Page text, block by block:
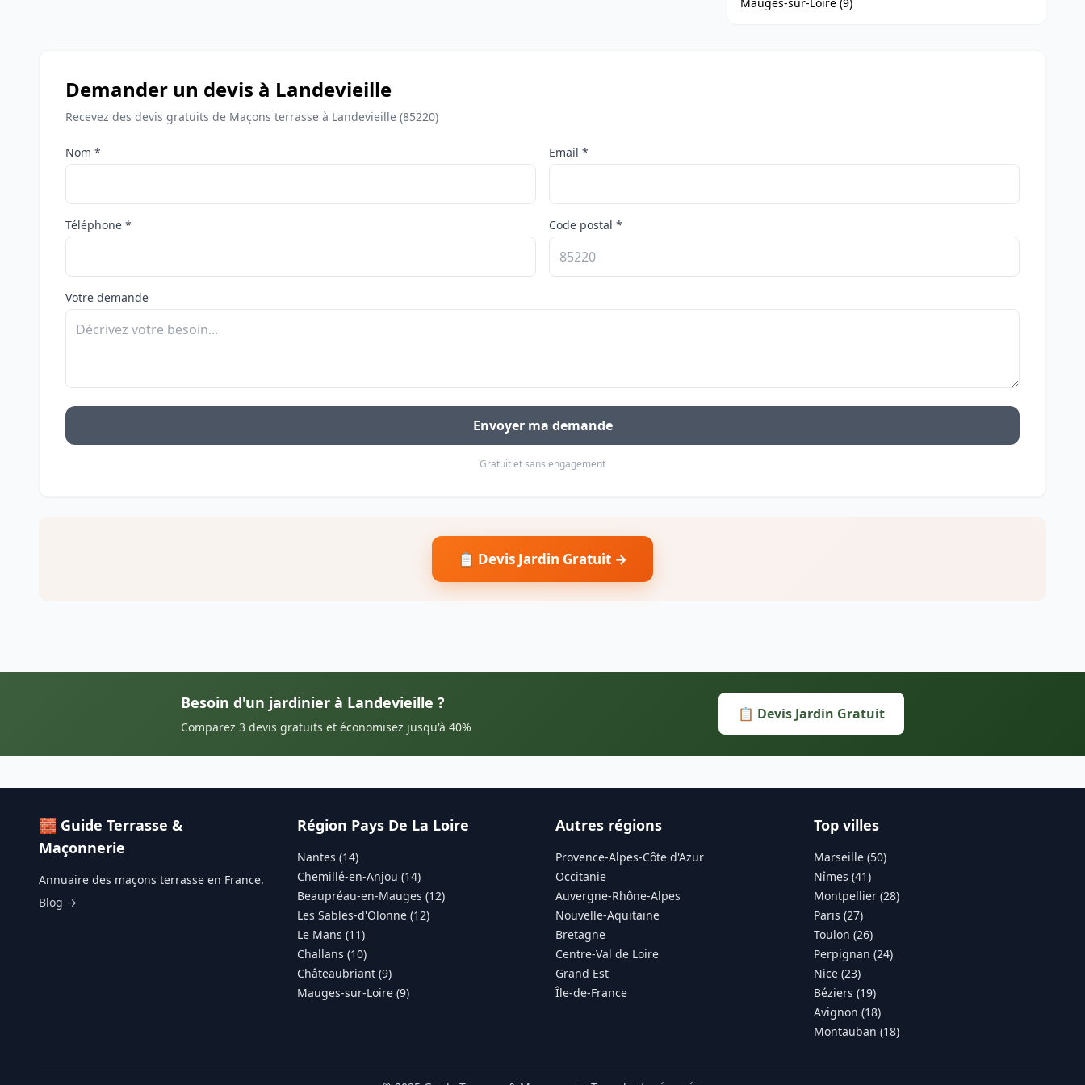
Demander un devis à Landevieille
Recevez des devis gratuits de Maçons terrasse à Landevieille (85220)
Nom * Email *
Téléphone * Code postal *
Votre demande
Envoyer ma demande
Gratuit et sans engagement
📋 Devis Jardin Gratuit →
Besoin d'un jardinier à Landevieille ?
Comparez 3 devis gratuits et économisez jusqu'à 40%
📋 Devis Jardin Gratuit
🧱 Guide Terrasse &
Maçonnerie
Annuaire des maçons terrasse en France.
Blog →
Région Pays De La Loire
Nantes (14)
Chemillé-en-Anjou (14)
Beaupréau-en-Mauges (12)
Les Sables-d'Olonne (12)
Le Mans (11)
Challans (10)
Châteaubriant (9)
Mauges-sur-Loire (9)
Autres régions
Provence-Alpes-Côte d'Azur
Occitanie
Auvergne-Rhône-Alpes
Nouvelle-Aquitaine
Bretagne
Centre-Val de Loire
Grand Est
Île-de-France
Top villes
Marseille (50)
Nîmes (41)
Montpellier (28)
Paris (27)
Toulon (26)
Perpignan (24)
Nice (23)
Béziers (19)
Avignon (18)
Montauban (18)